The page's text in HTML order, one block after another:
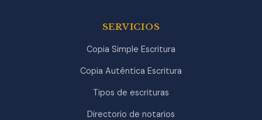
SERVICIOS
Copia Simple Escritura
Copia Auténtica Escritura
Tipos de escrituras
Directorio de notarios